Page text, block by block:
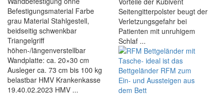
Befestigungsmaterial Farbe
grau Material Stahlgestell,
beidseitig schwenkbar
Triangelgriff
höhen-/längenverstellbar
Wandplatte: ca. 20×30 cm
Ausleger ca. 73 cm bis 100 kg
belastbar HMV Krankenkasse
19.40.02.2023 HMV ...
Seitengitterpolster beugt der
Verletzungsgefahr bei
Patienten mit unruhigem
Schlaf ...